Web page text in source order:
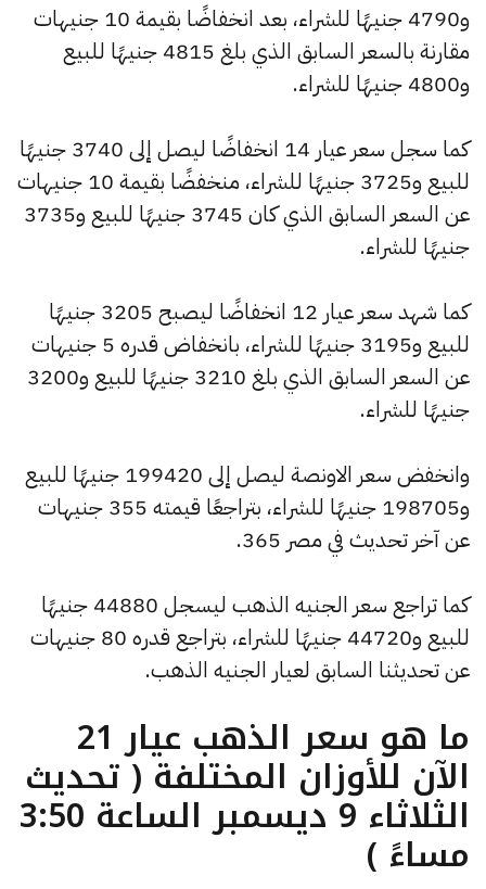
و4790 جنيهًا للشراء، بعد انخفاضًا بقيمة 10 جنيهات
مقارنة بالسعر السابق الذي بلغ 4815 جنيهًا للبيع
و4800 جنيهًا للشراء.
كما سجل سعر عيار 14 انخفاضًا ليصل إلى 3740 جنيهًا
للبيع و3725 جنيهًا للشراء، منخفضًا بقيمة 10 جنيهات
عن السعر السابق الذي كان 3745 جنيهًا للبيع و3735
جنيهًا للشراء.
كما شهد سعر عيار 12 انخفاضًا ليصبح 3205 جنيهًا
للبيع و3195 جنيهًا للشراء، بانخفاض قدره 5 جنيهات
عن السعر السابق الذي بلغ 3210 جنيهًا للبيع و3200
جنيهًا للشراء.
وانخفض سعر الاونصة ليصل إلى 199420 جنيهًا للبيع
و198705 جنيهًا للشراء، بتراجعًا قيمته 355 جنيهات
عن آخر تحديث في مصر 365.
كما تراجع سعر الجنيه الذهب ليسجل 44880 جنيهًا
للبيع و44720 جنيهًا للشراء، بتراجع قدره 80 جنيهات
عن تحديثنا السابق لعيار الجنيه الذهب.
ما هو سعر الذهب عيار 21
الآن للأوزان المختلفة ( تحديث
الثلاثاء 9 ديسمبر الساعة 3:50
مساءً )